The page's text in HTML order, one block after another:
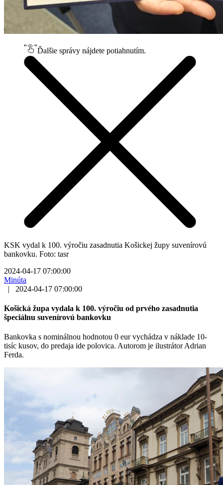
Ďalšie správy nájdete potiahnutím.
KSK vydal k 100. výročiu zasadnutia Košickej župy suvenírovú
bankovku. Foto: tasr
2024-04-17 07:00:00
Minúta
|
2024-04-17 07:00:00
Košická župa vydala k 100. výročiu od prvého zasadnutia
špeciálnu suvenírovú bankovku
Bankovka s nominálnou hodnotou 0 eur vychádza v náklade 10-
tisíc kusov, do predaja ide polovica. Autorom je ilustrátor Adrian
Ferda.